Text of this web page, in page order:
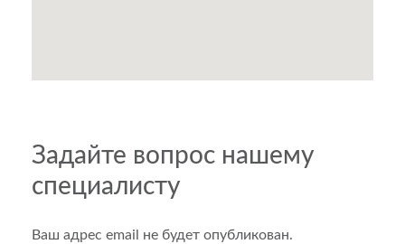
Задайте вопрос нашему
специалисту
Ваш адрес email не будет опубликован.